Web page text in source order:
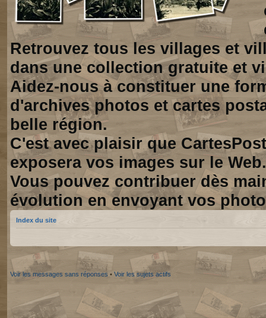
Retrouvez tous les villages et
dans une collection gratuite et
Aidez-nous à constituer une
d'archives photos et cartes
belle région.
C'est avec plaisir que
exposera vos images sur le Web.
Vous pouvez contribuer dès
évolution en envoyant vos
Index du site
Voir les messages sans réponses • Voir les sujets actifs